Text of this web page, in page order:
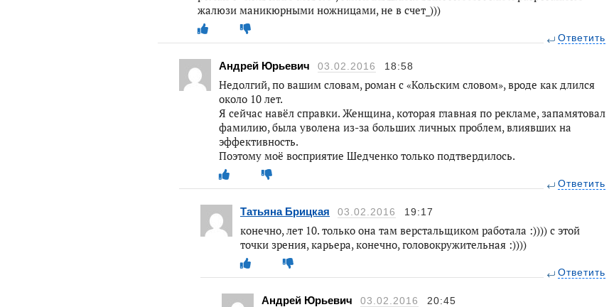
жалюзи маникюрными ножницами, не в счет_)))
Ответить
Андрей Юрьевич 03.02.2016 18:58
Недолгий, по вашим словам, роман с «Кольским словом», вроде как длился
около 10 лет.
Я сейчас навёл справки. Женщина, которая главная по рекламе, запамятовал
фамилию, была уволена из-за больших личных проблем, влиявших на
эффективность.
Поэтому моё восприятие Шедченко только подтвердилось.
Ответить
Татьяна Брицкая 03.02.2016 19:17
конечно, лет 10. только она там верстальщиком работала :)))) с этой
точки зрения, карьера, конечно, головокружительная :))))
Ответить
Андрей Юрьевич 03.02.2016 20:45